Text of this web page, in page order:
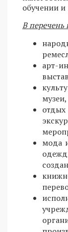
обучении
В перечень
арт-
мода